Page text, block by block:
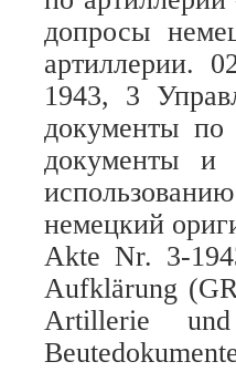
допросы
артиллерии.
1943, 3
документы по
документы и
немецкий
Akte Nr. 3-
Aufklärung
Artillerie